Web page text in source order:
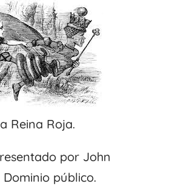
Reina Roja.
por John
Dominio público.